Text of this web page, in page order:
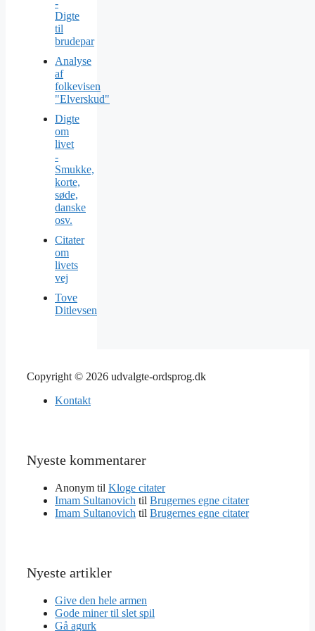
-
Digte
til
brudepar
Analyse
af
folkevisen
"Elverskud"
Digte
om
livet
-
Smukke,
korte,
søde,
danske
osv.
Citater
om
livets
vej
Tove
Ditlevsen
Copyright © 2026 udvalgte-ordsprog.dk
Kontakt
Nyeste kommentarer
Anonym til Kloge citater
Imam Sultanovich til Brugernes egne citater
Imam Sultanovich til Brugernes egne citater
Nyeste artikler
Give den hele armen
Gode miner til slet spil
Gå agurk